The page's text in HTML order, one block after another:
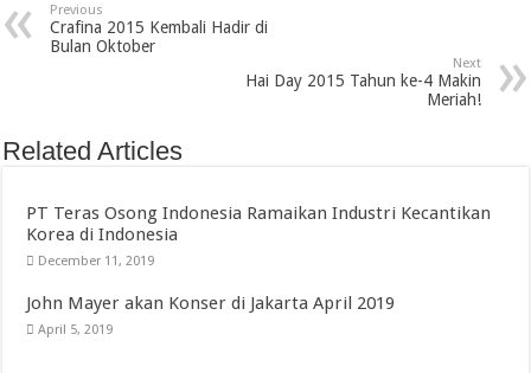
Previous
Crafina 2015 Kembali Hadir di
Bulan Oktober
Next
Hai Day 2015 Tahun ke-4 Makin
Meriah!
Related Articles
PT Teras Osong Indonesia Ramaikan Industri Kecantikan
Korea di Indonesia
December 11, 2019
John Mayer akan Konser di Jakarta April 2019
April 5, 2019